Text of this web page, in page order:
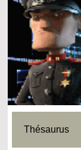
Thésaurus